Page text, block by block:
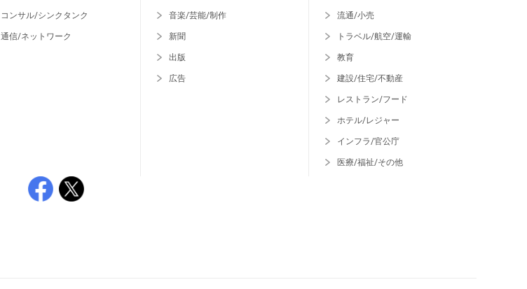
コンサル/シンクタンク
通信/ネットワーク
音楽/芸能/制作
新聞
出版
広告
流通/小売
トラベル/航空/運輸
教育
建設/住宅/不動産
レストラン/フード
ホテル/レジャー
インフラ/官公庁
医療/福祉/その他